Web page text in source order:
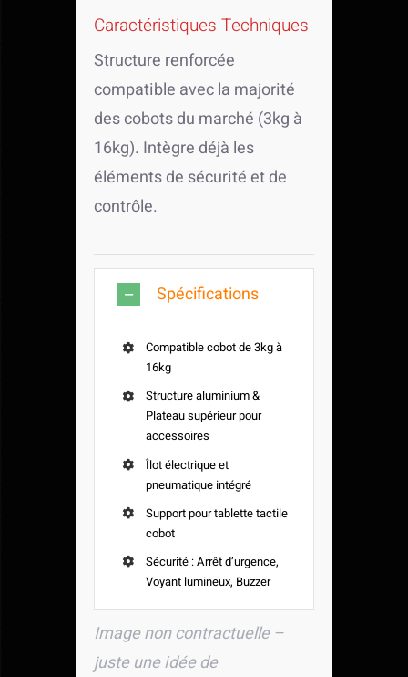
Caractéristiques Techniques
Structure renforcée
compatible avec la majorité
des cobots du marché (3kg à
16kg). Intègre déjà les
éléments de sécurité et de
contrôle.
Spécifications
Compatible cobot de 3kg à
16kg
Structure aluminium &
Plateau supérieur pour
accessoires
Îlot électrique et
pneumatique intégré
Support pour tablette tactile
cobot
Sécurité : Arrêt d’urgence,
Voyant lumineux, Buzzer
Image non contractuelle –
juste une idée de